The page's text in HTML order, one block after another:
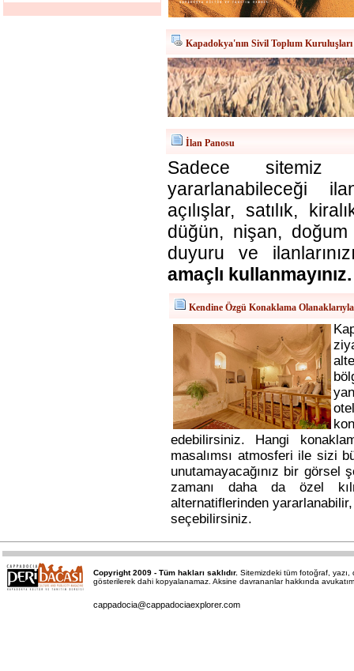
Kapadokya'nın Sivil Toplum Kuruluşları
İlan Panosu
Sadece sitemiz
yararlanabileceği
açılışlar, satılık,
düğün, nişan,
duyuru ve
amaçlı kullanmayınız.
Kendine Özgü Konaklama
edebilirsiniz. Hangi
masalımsı atmosferi ile sizi
unutamayacağınız bir görsel
zamanı daha da özel
alternatiflerinden
seçebilirsiniz.
Copyright 2009 - Tüm hakları saklıdır. Sitemizdeki tüm fotoğraf, yazı,
gösterilerek dahi kopyalanamaz. Aksine davrananlar hakkında
cappadocia@cappadociaexplorer.com